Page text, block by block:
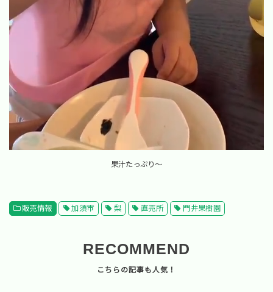
果汁たっぷり～
販売情報 加須市 梨 直売所 門井果樹園
RECOMMEND